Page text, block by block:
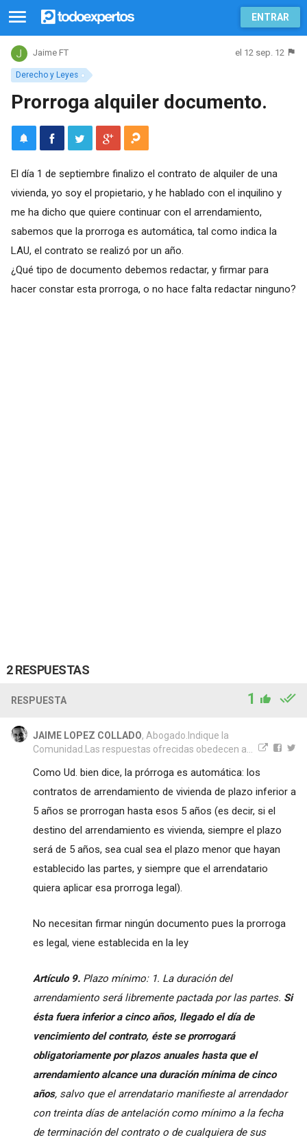
ENTRAR
Derecho y Leyes
Jaime FT el 12 sep. 12
Prorroga alquiler documento.
El día 1 de septiembre finalizo el contrato de alquiler de una
vivienda, yo soy el propietario, y he hablado con el inquilino y
me ha dicho que quiere continuar con el arrendamiento,
sabemos que la prorroga es automática, tal como indica la
LAU, el contrato se realizó por un año.
¿Qué tipo de documento debemos redactar, y firmar para
hacer constar esta prorroga, o no hace falta redactar ninguno?
2 RESPUESTAS
RESPUESTA 1
JAIME LOPEZ COLLADO, Abogado.Indique la
Comunidad.Las respuestas ofrecidas obedecen a...
Como Ud. bien dice, la prórroga es automática: los
contratos de arrendamiento de vivienda de plazo inferior a
5 años se prorrogan hasta esos 5 años (es decir, si el
destino del arrendamiento es vivienda, siempre el plazo
será de 5 años, sea cual sea el plazo menor que hayan
establecido las partes, y siempre que el arrendatario
quiera aplicar esa prorroga legal).
No necesitan firmar ningún documento pues la prorroga
es legal, viene establecida en la ley
Artículo 9.Plazo mínimo: 1. La duración del
arrendamiento será libremente pactada por las partes. Si
ésta fuera inferior a cinco años, llegado el día de
vencimiento del contrato, éste se prorrogará
obligatoriamente por plazos anuales hasta que el
arrendamiento alcance una duración mínima de cinco
años, salvo que el arrendatario manifieste al arrendador
con treinta días de antelación como mínimo a la fecha
de terminación del contrato o de cualquiera de sus